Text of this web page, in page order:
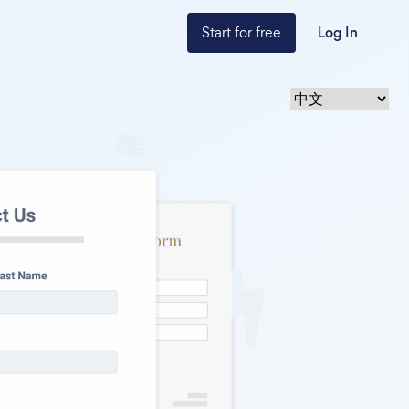
Start for free Log In